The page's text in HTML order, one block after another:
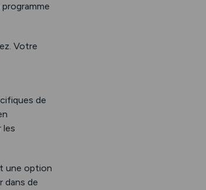
Votre
de
les
une option
dans de